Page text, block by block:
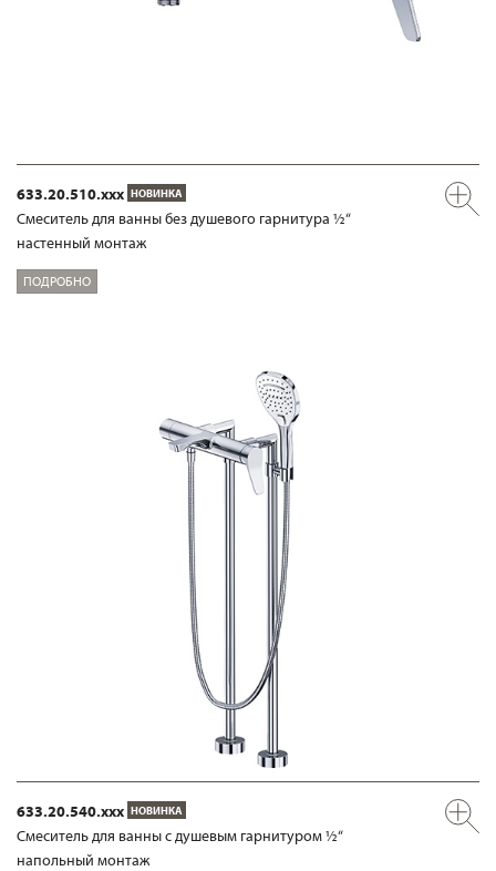
633.20.510.xxx НОВИНКА
Смеситель для ванны без душевого гарнитура ½“
настенный монтаж
ПОДРОБНО
633.20.540.xxx НОВИНКА
Смеситель для ванны с душевым гарнитуром ½“
напольный монтаж